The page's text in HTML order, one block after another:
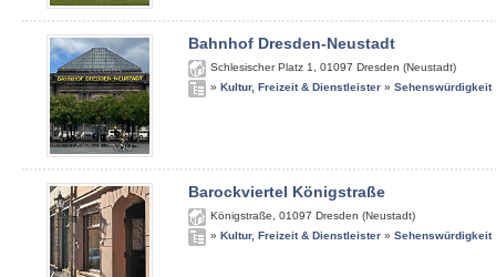
Bahnhof Dresden-Neustadt
Schlesischer Platz 1 01097 Dresden (Neustadt)
» Kultur, Freizeit & Dienstleister » Sehenswürdigkeit
Barockviertel Königstraße
Königstraße 01097 Dresden (Neustadt)
» Kultur, Freizeit & Dienstleister » Sehenswürdigkeit